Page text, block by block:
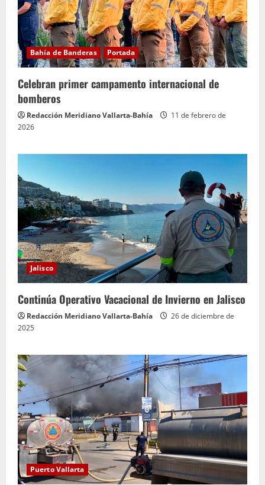
Bahía de Banderas Portada
Celebran primer campamento internacional de
bomberos
Redacción Meridiano Vallarta-Bahía
11 de febrero de
2026
Jalisco
Continúa Operativo Vacacional de Invierno en Jalisco
Redacción Meridiano Vallarta-Bahía
26 de diciembre de
2025
Puerto Vallarta